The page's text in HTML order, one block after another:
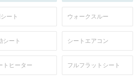
ート ウォークスルー
シート シートエアコン
トヒーター フルフラットシート